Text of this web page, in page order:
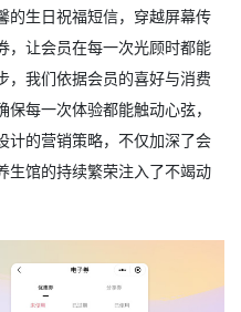
的生日祝福短信，穿越屏幕传
，让会员在每一次光顾时都能
，我们依据会员的喜好与消费
每一次体验都能触动心弦，
计的营销策略，不仅加深了会
生馆的持续繁荣注入了不竭动